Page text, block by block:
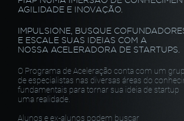
AGILIDADE E INOVAÇÃO.
IMPULSIONE, BUSQUE
E ESCALE SUAS IDEIAS COM A
NOSSA ACELERADORA DE STARTUPS.
O Programa de Aceleração conta com um
de especialistas nas diversas áreas do
fundamentais para tornar sua ideia de startup
uma realidade.
Alunos e ex-alunos podem buscar